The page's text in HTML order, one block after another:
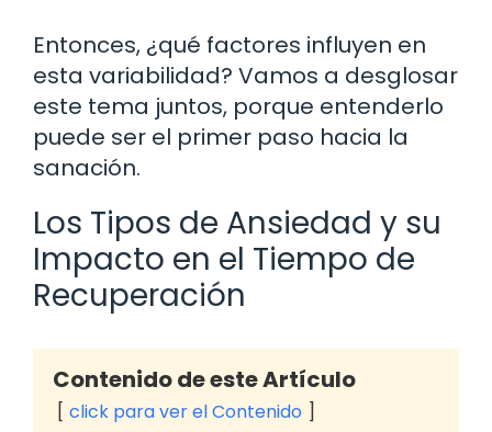
Entonces, ¿qué factores influyen en
esta variabilidad? Vamos a desglosar
este tema juntos, porque entenderlo
puede ser el primer paso hacia la
sanación.
Los Tipos de Ansiedad y su
Impacto en el Tiempo de
Recuperación
Contenido de este Artículo
click para ver el Contenido